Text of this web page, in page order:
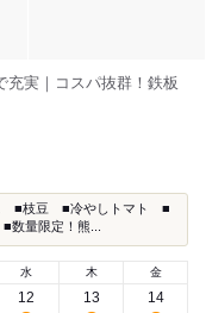
充実｜コスパ抜群！鉄板
■枝豆 ■冷やしトマト ■
数量限定！熊...
水
12
木
13
金
14